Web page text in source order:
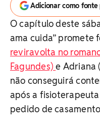
Adicionar como
O capítulo deste
ama cuida” promete
reviravolta no
Fagundes)e Adriana
não conseguirá
após a
pedido de